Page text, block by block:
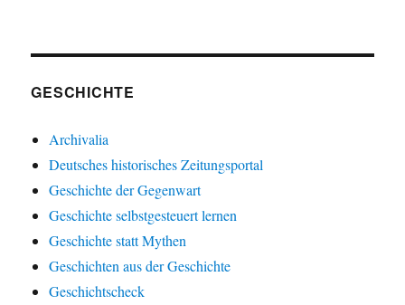
GESCHICHTE
Archivalia
Deutsches historisches Zeitungsportal
Geschichte der Gegenwart
Geschichte selbstgesteuert lernen
Geschichte statt Mythen
Geschichten aus der Geschichte
Geschichtscheck